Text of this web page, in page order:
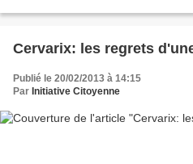
Cervarix: les regrets
Publié le 20/02/2013 à 14:15
Par Initiative Citoyenne